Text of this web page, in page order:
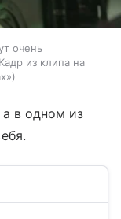
очень
Кадр из клипа на
а в одном из